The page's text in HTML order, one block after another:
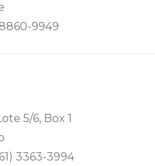
9949
5/6, Box 1
3363-3994